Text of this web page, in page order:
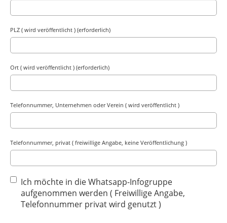
PLZ ( wird veröffentlicht ) (erforderlich)
Ort ( wird veröffentlicht ) (erforderlich)
Telefonnummer, Unternehmen oder Verein ( wird veröffentlicht )
Telefonnummer, privat ( freiwillige Angabe, keine Veröffentlichung )
Ich möchte in die Whatsapp-Infogruppe
aufgenommen werden ( Freiwillige Angabe,
Telefonnummer privat wird genutzt )